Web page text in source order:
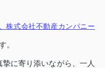
株式会社不動産カンパニー
。
に寄り添いながら、一人